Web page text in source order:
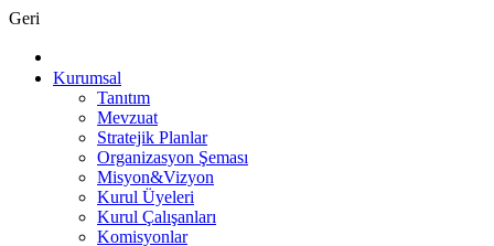
Geri
Kurumsal
Tanıtım
Mevzuat
Stratejik Planlar
Organizasyon Şeması
Misyon&Vizyon
Kurul Üyeleri
Kurul Çalışanları
Komisyonlar